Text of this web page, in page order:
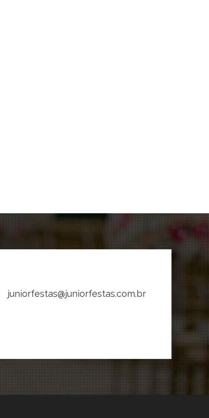
juniorfestas@juniorfestas.com.br